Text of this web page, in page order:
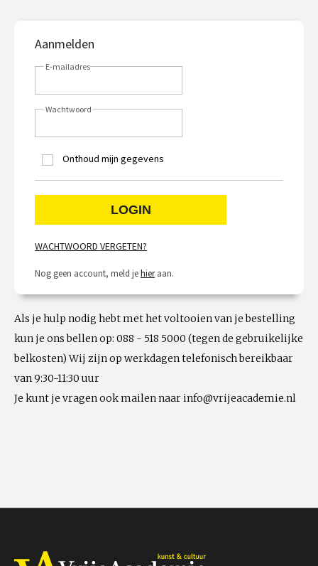
Aanmelden
E-mailadres
Wachtwoord
Onthoud mijn gegevens
WACHTWOORD VERGETEN?
Nog geen account, meld jehieraan.
Als je hulp nodig hebt met het voltooien van je bestelling
kun je ons bellen op: 088 - 518 5000 (tegen de gebruikelijke
belkosten) Wij zijn op werkdagen telefonisch bereikbaar
van 9:30-11:30 uur
Je kunt je vragen ook mailen naar info@vrijeacademie.nl